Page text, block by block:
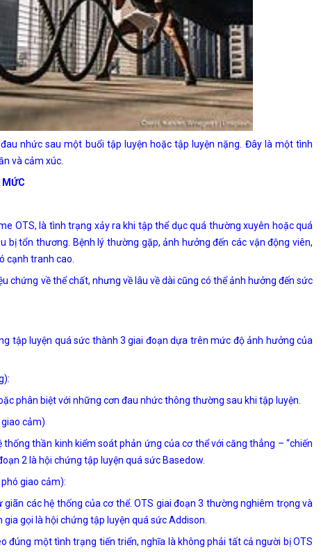
nhức sau một buổi tập luyện hoặc tập luyện nặng. Đây là một tình
và cảm xúc.
MỨC
OTS, là tình trạng xảy ra khi tập thể dục quá thường xuyên hoặc quá
bị tổn thương. Bệnh lý thường gặp, ảnh hưởng đến các vận động viên,
cạnh tranh cao.
chứng về thể chất, nhưng về lâu về dài cũng có thể ảnh hưởng đến sức
tập luyện quá sức thành 3 giai đoạn dựa trên mức độ ảnh hưởng của
phân biệt với những cơn đau nhức thông thường sau khi tập luyện.
cảm)
thần kinh kiểm soát phản ứng của cơ thể với căng thẳng – “chiến
2 là hội chứng tập luyện quá sức Basedow.
giao cảm):
các hệ thống của cơ thể. OTS giai đoạn 3 thường nghiêm trọng và
gọi là hội chứng tập luyện quá sức Addison.
một tình trạng tiến triển, nghĩa là không phải tất cả người bị OTS